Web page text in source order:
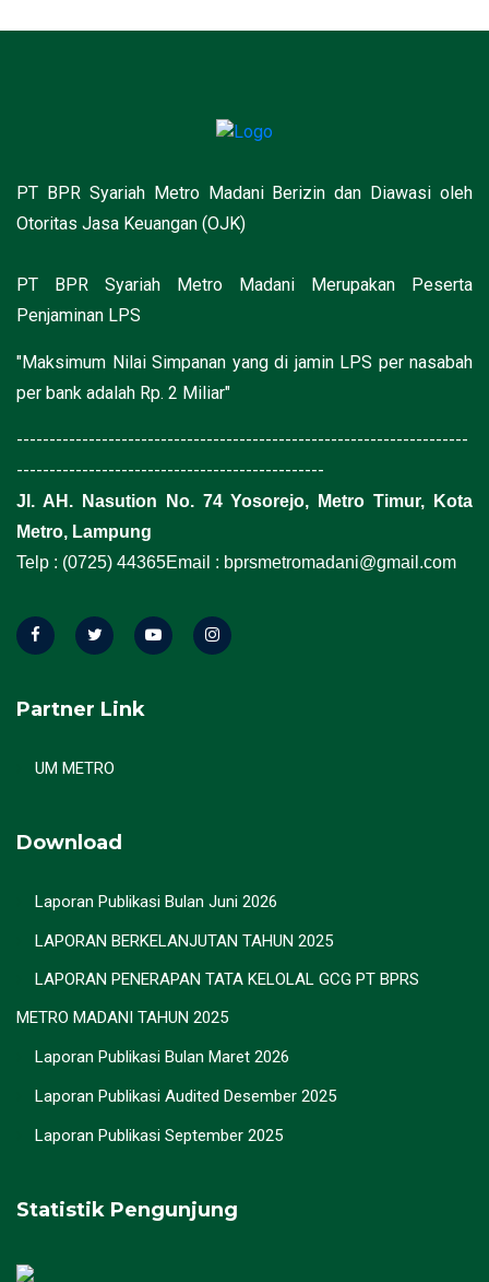
PT BPR Syariah Metro Madani Berizin dan Diawasi oleh
Otoritas Jasa Keuangan (OJK)
PT BPR Syariah Metro Madani Merupakan Peserta
Penjaminan LPS
"Maksimum Nilai Simpanan yang di jamin LPS per nasabah
per bank adalah Rp. 2 Miliar"
---------------------------------------------------------------------
-----------------------------------------------
Jl. AH. Nasution No. 74 Yosorejo, Metro Timur, Kota
Metro, Lampung
Telp : (0725) 44365Email : bprsmetromadani@gmail.com
Partner Link
UM METRO
Download
Laporan Publikasi Bulan Juni 2026
LAPORAN BERKELANJUTAN TAHUN 2025
LAPORAN PENERAPAN TATA KELOLAL GCG PT BPRS
METRO MADANI TAHUN 2025
Laporan Publikasi Bulan Maret 2026
Laporan Publikasi Audited Desember 2025
Laporan Publikasi September 2025
Statistik Pengunjung